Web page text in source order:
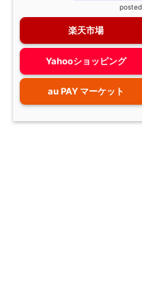
楽天市場
Yahooショッピング
au PAY マーケット